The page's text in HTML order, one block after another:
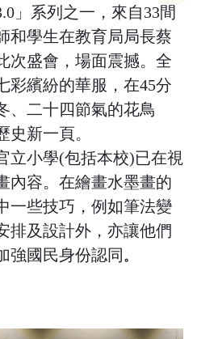
」系列之一，來自33間
和學生在教育局局長蔡
次盛會，場面震撼。全
彩繽紛的華服，在45分
、二十四節氣的花鳥
史新一頁。
立小學(包括本校)已在視
內容。在繪畫水墨畫的
一些技巧，例如筆法變
排及設計外，亦讓他們
強國民身份認同。